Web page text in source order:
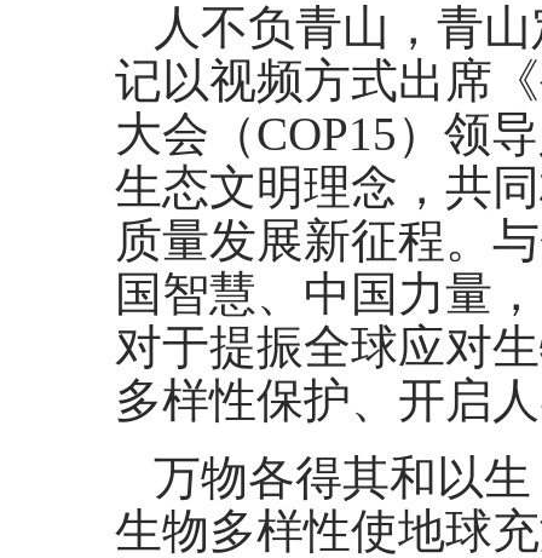
人不负青山，青
记以视频方式出席
大会（COP15）领
生态文明理念，共
质量发展新征程。
国智慧、中国力量
对于提振全球应对
多样性保护、开启
万物各得其和以
生物多样性使地球